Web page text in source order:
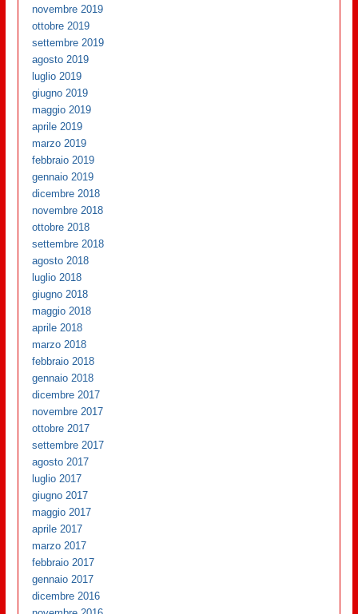
novembre 2019
ottobre 2019
settembre 2019
agosto 2019
luglio 2019
giugno 2019
maggio 2019
aprile 2019
marzo 2019
febbraio 2019
gennaio 2019
dicembre 2018
novembre 2018
ottobre 2018
settembre 2018
agosto 2018
luglio 2018
giugno 2018
maggio 2018
aprile 2018
marzo 2018
febbraio 2018
gennaio 2018
dicembre 2017
novembre 2017
ottobre 2017
settembre 2017
agosto 2017
luglio 2017
giugno 2017
maggio 2017
aprile 2017
marzo 2017
febbraio 2017
gennaio 2017
dicembre 2016